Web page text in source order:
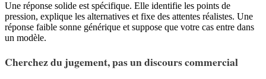
Une réponse solide est spécifique. Elle identifie les points de
pression, explique les alternatives et fixe des attentes réalistes. Une
réponse faible sonne générique et suppose que votre cas entre dans
un modèle.
Cherchez du jugement, pas un discours commercial